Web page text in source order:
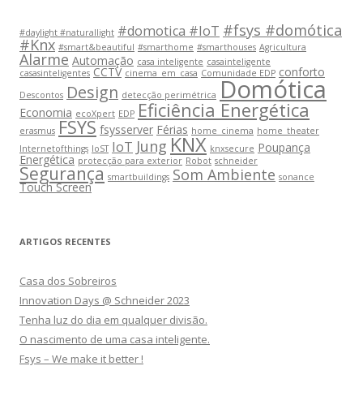
#daylight #naturallight #domotica #IoT #fsys #domótica
#Knx #smart&beautiful #smarthome #smarthouses Agricultura
Alarme Automação casa inteligente casainteligente
casasinteligentes CCTV cinema_em_casa Comunidade EDP conforto
Descontos Design detecção perimétrica Domótica
Economia ecoXpert EDP Eficiência Energética
erasmus FSYS fsysserver Férias home_cinema home_theater
Internetofthings IoST IoT Jung KNX knxsecure Poupança
Energética protecção para exterior Robot schneider
Segurança smartbuildings Som Ambiente sonance
Touch Screen
ARTIGOS RECENTES
Casa dos Sobreiros
Innovation Days @ Schneider 2023
Tenha luz do dia em qualquer divisão.
O nascimento de uma casa inteligente.
Fsys – We make it better !